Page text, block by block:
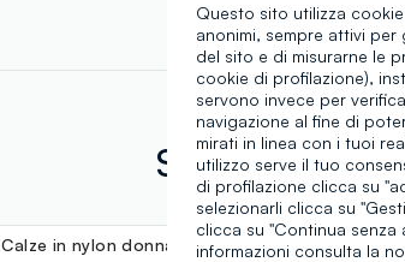
Scopri altre
Calze in nylon donna Calze eleganti
Questo sito utilizza
anonimi, sempre attivi
del sito e di misurarne le
cookie di profilazione),
servono invece per
navigazione al fine di
mirati in linea con i tuoi
utilizzo serve il tuo
di profilazione clicca su
selezionarli clicca su
clicca su "Continua senza
informazioni consulta la